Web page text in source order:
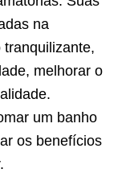
na
melhorar o
um banho
os benefícios